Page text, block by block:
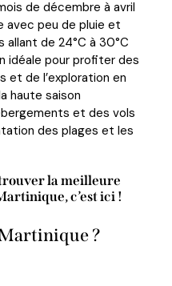
de décembre à avril
avec peu de pluie et
de 24°C à 30°C
idéale pour profiter des
et de l’exploration en
haute saison
et des vols
des plages et les
la meilleure
c’est ici !
?